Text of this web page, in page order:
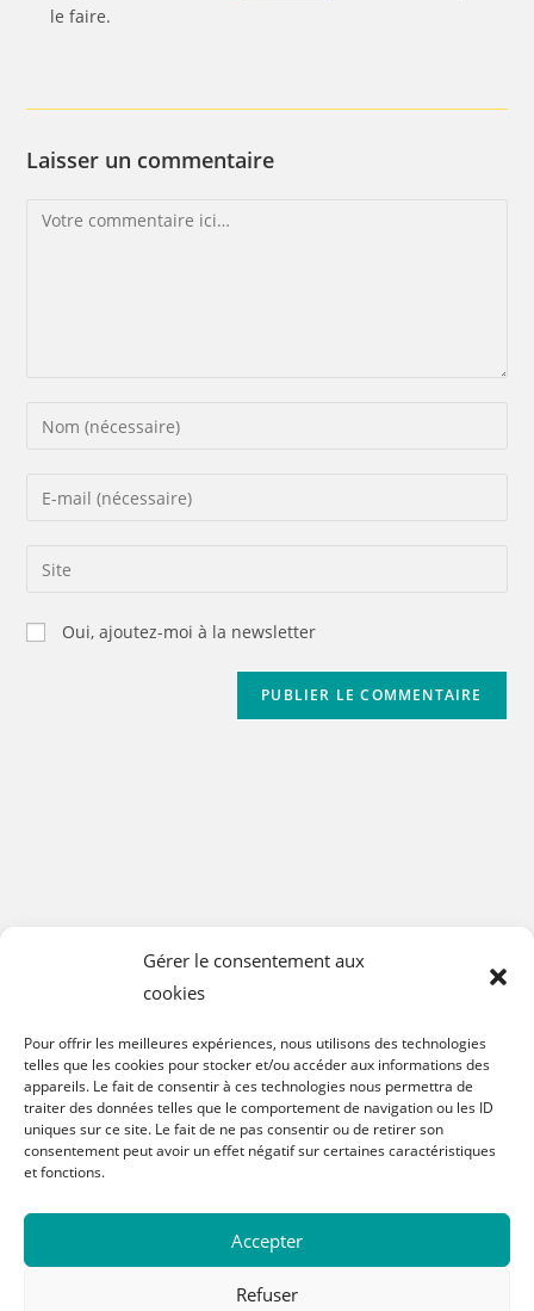
Gérer le consentement aux
cookies
Pour offrir les meilleures expériences, nous utilisons des technologies
telles que les cookies pour stocker et/ou accéder aux informations des
appareils. Le fait de consentir à ces technologies nous permettra de
traiter des données telles que le comportement de navigation ou les ID
uniques sur ce site. Le fait de ne pas consentir ou de retirer son
consentement peut avoir un effet négatif sur certaines caractéristiques
et fonctions.
Accepter
Refuser
le faire.
Laisser un commentaire
Oui, ajoutez-moi à la newsletter